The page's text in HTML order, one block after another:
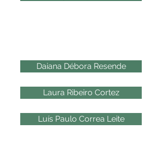
Daiana Débora Resende
Laura Ribeiro Cortez
Luís Paulo Correa Leite